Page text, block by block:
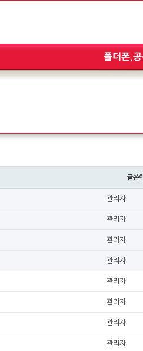
글쓴이
관리자
관리자
관리자
관리자
관리자
관리자
관리자
관리자